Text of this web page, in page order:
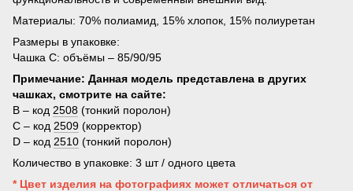
Материалы: 70% полиамид, 15% хлопок, 15% полиуретан
Размеры в упаковке:
Чашка C: объёмы – 85/90/95
Примечание: Данная модель представлена в других
чашках, смотрите на сайте:
B – код 2508 (тонкий поролон)
C – код 2509 (корректор)
D – код 2510 (тонкий поролон)
Количество в упаковке: 3 шт / одного цвета
* Цвет изделия на фотографиях может отличаться от